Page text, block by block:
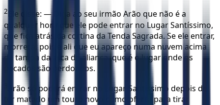
2
Ele disse: — Diga ao seu irmão Arão que não é a
qualquer hora que ele pode entrar no Lugar Santíssimo,
que fica atrás da cortina da Tenda Sagrada. Se ele entrar,
morrerá, pois é ali que eu apareço numa nuvem acima
da tampa da arca da aliança, que é o lugar onde os
pecados são perdoados.
Arão só poderá entrar no Lugar Santíssimo depois de
ter matado um touro novo como oferta para tirar